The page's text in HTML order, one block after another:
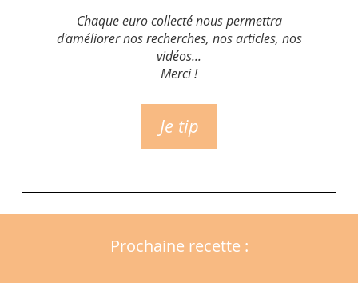
Chaque euro collecté nous permettra
d'améliorer nos recherches, nos articles, nos
vidéos...
Merci !
Je tip
Prochaine recette :